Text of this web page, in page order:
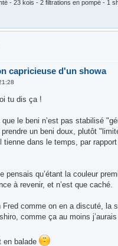
- 23 kois - 2 filtrations en pompé - 1
capricieuse d'un showa
tu dis ça !
que le beni n’est pas stabilisé
un beni doux, plutôt
tienne dans le temps, par
pensais qu’étant la couleur
à revenir, et n’est que caché.
Fred comme on en a discuté, la
comme ça au moins
en balade